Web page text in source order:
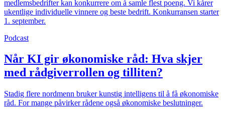
medlemsbedrifter kan konkurrere om å samle flest poeng. Vi kårer
ukentlige individuelle vinnere og beste bedrift. Konkurransen starter
1. september.
Podcast
Når KI gir økonomiske råd: Hva skjer
med rådgiverrollen og tilliten?
Stadig flere nordmenn bruker kunstig intelligens til å få økonomiske
råd. For mange påvirker rådene også økonomiske beslutninger.